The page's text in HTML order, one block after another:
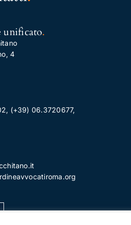
unificato.
4
, (+39) 06.3720677,